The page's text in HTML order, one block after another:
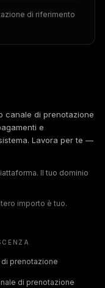
di riferimento
canale di prenotazione
e
Lavora per te —
Il tuo dominio
importo è tuo.
prenotazione
di prenotazione